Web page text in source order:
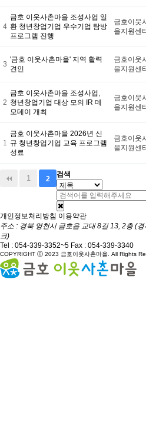
4
금호 이웃사촌마을 조성사업 일
환 청년창업기업 우수기업 탐방
프로그램 진행
금호이웃
을지원센
3
'금호 이웃사촌마을' 지역 활력
견인
금호이웃
을지원센
2
금호 이웃사촌마을 조성사업,
청년창업기업 대상 모의 IR 데
모데이 개최
금호이웃
을지원센
1
금호 이웃사촌마을 2026년 신
규 청년창업기업 교육 프로그램
성료
금호이웃
을지원센
1 2
검색
개인정보처리방침 이용약관
주소 : 경북 영천시 금호읍 교대 8길 13, 2층 (
크)
Tel : 054-339-3352~5 Fax : 054-339-3340
COPYRIGHT ⓒ 2023 금호이웃사촌마을. All Rights